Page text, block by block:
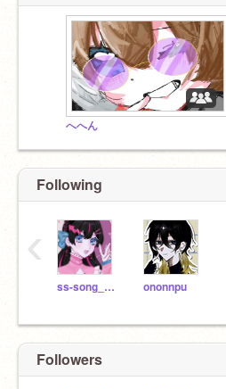
へへん
Following
ss-song_moon ononnpu
‹
Followers